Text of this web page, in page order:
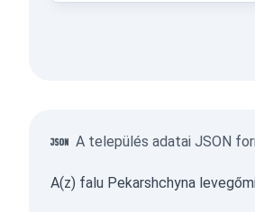
A település adatai JSON
A(z) falu Pekarshchyna